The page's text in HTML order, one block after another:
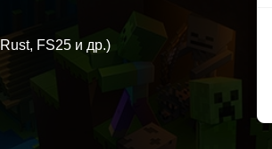
FS25 и др.)